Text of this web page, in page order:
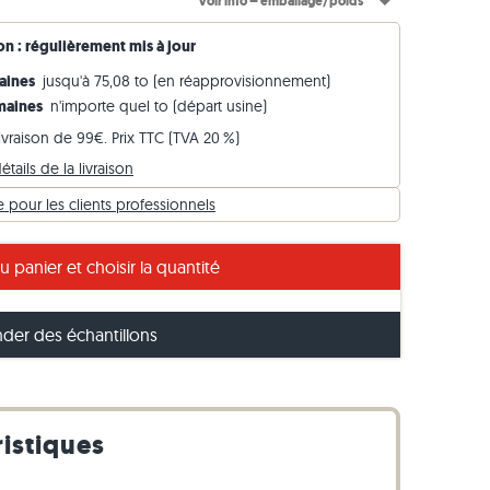
Bordures en pierre calcaire
Vidéos
: Briques Rio Dorado jaune : robustes & polyvalentes
: régulièrement mis à jour
jusqu'à 75,08 to (en réapprovisionnement)
n'importe quel to (départ usine)
de 99€. Prix TTC (TVA 20 %)
de la livraison
pour les clients professionnels
panier et choisir la quantité
des échantillons